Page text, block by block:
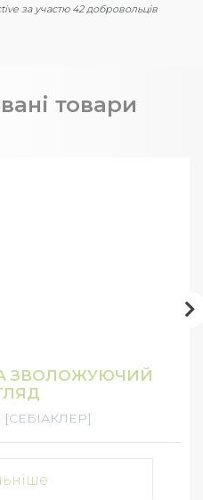
за участю 42 добровольців
товари
ЗВОЛОЖУЮЧИЙ
[СЕБІАКЛЕР]